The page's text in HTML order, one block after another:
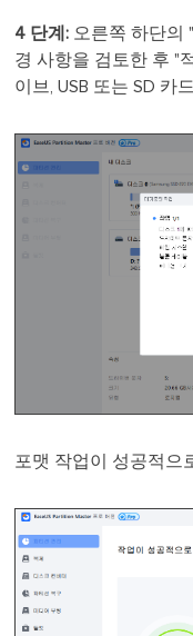
4 단계: 오른쪽 하단의
경 사항을 검토한 후 "
이브, USB 또는 SD 카
포맷 작업이 성공적으